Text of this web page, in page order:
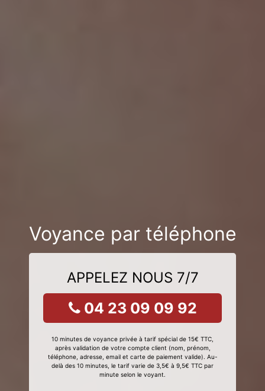
Voyance par téléphone
APPELEZ NOUS 7/7
04 23 09 09 92
10 minutes de voyance privée à tarif spécial de 15€ TTC,
après validation de votre compte client (nom, prénom,
téléphone, adresse, email et carte de paiement valide). Au-
delà des 10 minutes, le tarif varie de 3,5€ à 9,5€ TTC par
minute selon le voyant.